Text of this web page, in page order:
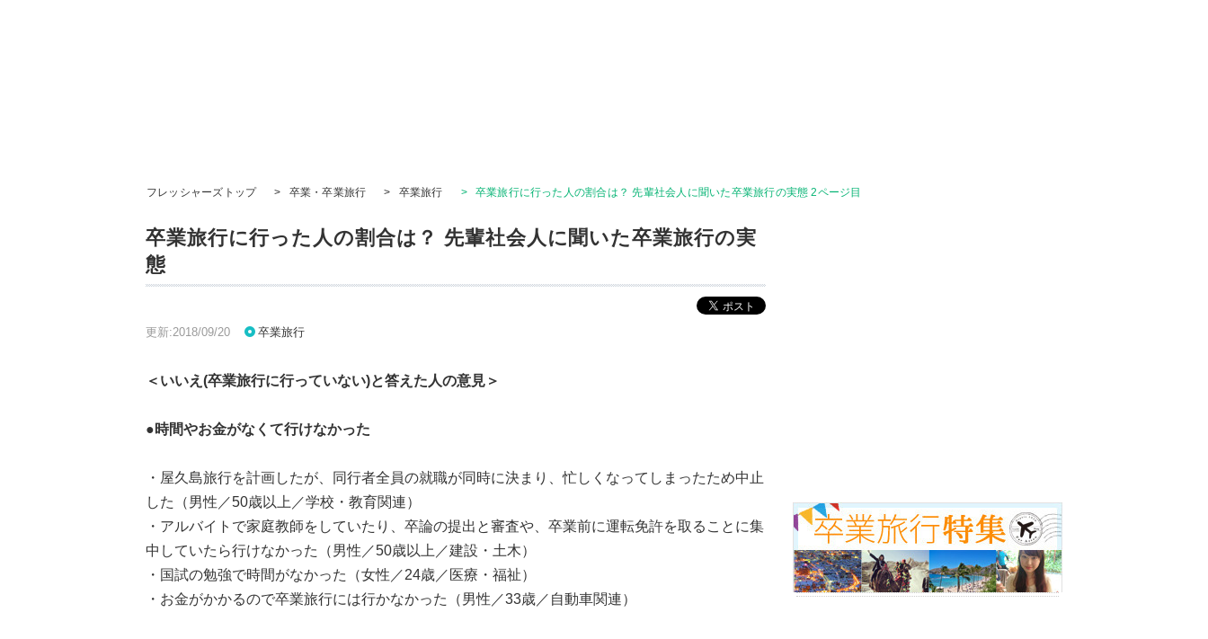
フレッシャーズトップ > 卒業・卒業旅行 > 卒業旅行 > 卒業旅行に行った人の割合は？ 先輩社会人に聞いた卒業旅行の実態 2ページ目
卒業旅行に行った人の割合は？ 先輩社会人に聞いた卒業旅行の実
態
更新:2018/09/20 卒業旅行
＜いいえ(卒業旅行に行っていない)と答えた人の意見＞
●時間やお金がなくて行けなかった
・屋久島旅行を計画したが、同行者全員の就職が同時に決まり、忙しくなってしまったため中止
した（男性／50歳以上／学校・教育関連）
・アルバイトで家庭教師をしていたり、卒論の提出と審査や、卒業前に運転免許を取ることに集
中していたら行けなかった（男性／50歳以上／建設・土木）
・国試の勉強で時間がなかった（女性／24歳／医療・福祉）
・お金がかかるので卒業旅行には行かなかった（男性／33歳／自動車関連）